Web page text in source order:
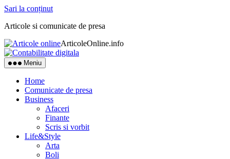
Sari la conținut
Articole si comunicate de presa
ArticoleOnline.info
Meniu
Home
Comunicate de presa
Business
Afaceri
Finante
Scris si vorbit
Life&Style
Arta
Boli